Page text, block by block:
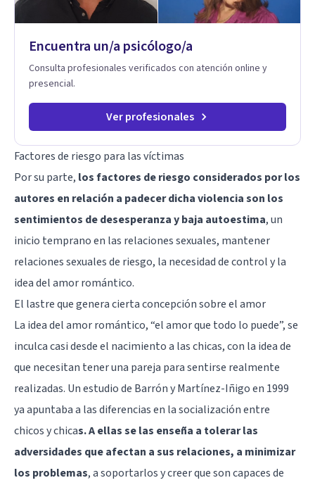
Encuentra un/a psicólogo/a
Consulta profesionales verificados con atención online y
presencial.
Ver profesionales
Factores de riesgo para las víctimas
Por su parte, los factores de riesgo considerados por los
autores en relación a padecer dicha violencia son los
sentimientos de desesperanza y baja autoestima, un
inicio temprano en las relaciones sexuales, mantener
relaciones sexuales de riesgo, la necesidad de control y la
idea del amor romántico.
El lastre que genera cierta concepción sobre el amor
La idea del amor romántico, “el amor que todo lo puede”, se
inculca casi desde el nacimiento a las chicas, con la idea de
que necesitan tener una pareja para sentirse realmente
realizadas. Un estudio de Barrón y Martínez-Iñigo en 1999
ya apuntaba a las diferencias en la socialización entre
chicos y chicas. A ellas se las enseña a tolerar las
adversidades que afectan a sus relaciones, a minimizar
los problemas, a soportarlos y creer que son capaces de